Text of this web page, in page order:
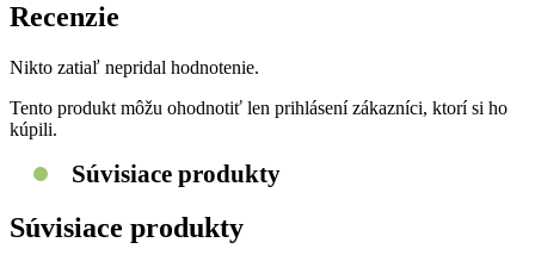
Recenzie
Nikto zatiaľ nepridal hodnotenie.
Tento produkt môžu ohodnotiť len prihlásení zákazníci, ktorí si ho
kúpili.
Súvisiace produkty
Súvisiace produkty